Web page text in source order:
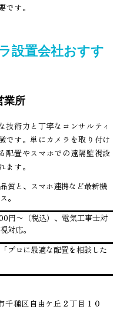
です。
設置会社おすす
業所
技術力と丁寧なコンサルティ
です。単にカメラを取り付け
配置やスマホでの遠隔監視設
す。
質と、スマホ連携など最新機
。
円〜（税込）、電気工事士対
対応。
プロに最適な配置を相談した
種区自由ケ丘２丁目１０